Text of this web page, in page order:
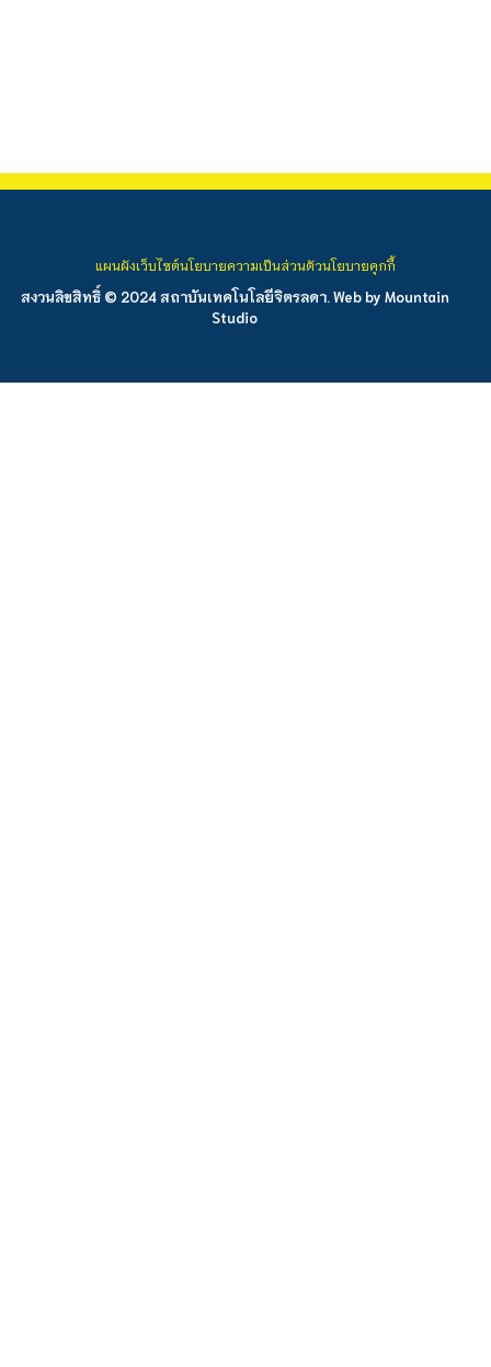
สงวนลิขสิทธิ์ © 2024 สถาบันเทคโนโลยีจิตรลดา. Web by Mountain
Studio
แผนผังเว็บไซต์นโยบายความเป็นส่วนตัวนโยบายคุกกี้